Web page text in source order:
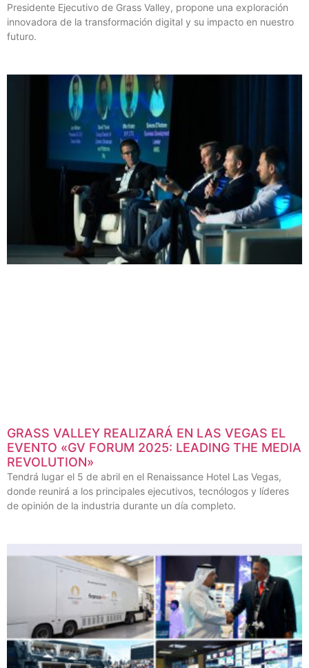
Presidente Ejecutivo de Grass Valley, propone una exploración
innovadora de la transformación digital y su impacto en nuestro
futuro.
GRASS VALLEY REALIZARÁ EN LAS VEGAS EL
EVENTO «GV FORUM 2025: LEADING THE MEDIA
REVOLUTION»
Tendrá lugar el 5 de abril en el Renaissance Hotel Las Vegas,
donde reunirá a los principales ejecutivos, tecnólogos y líderes
de opinión de la industria durante un día completo.